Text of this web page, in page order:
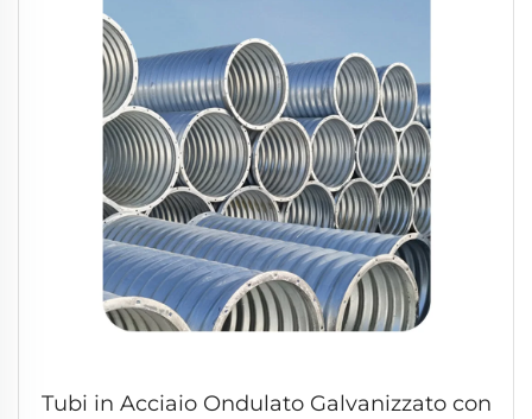
Tubi in Acciaio Ondulato Galvanizzato con